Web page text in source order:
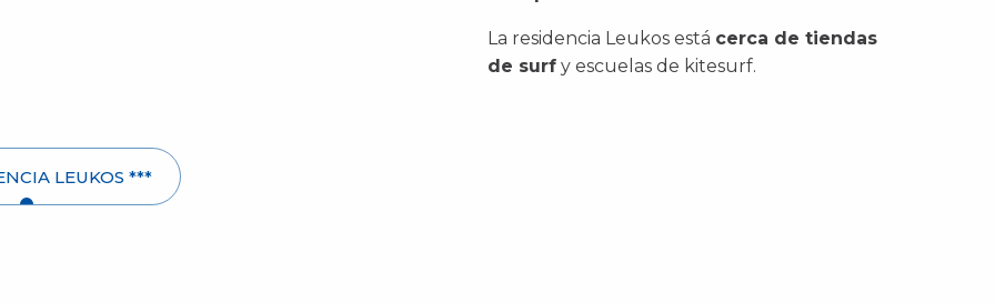
La residencia Leukos está cerca de tiendas
de surf y escuelas de kitesurf.
LEUKOS ***